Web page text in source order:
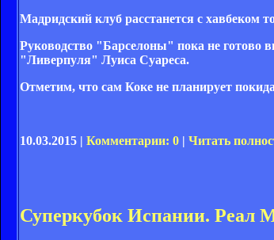
Мадридский клуб расстанется с хавбеком
Руководство "Барселоны" пока не готово
"Ливерпуля" Луиса Суареса.
Отметим, что сам Коке не планирует
10.03.2015 | Комментарии: 0 Читать
Суперкубок Испании. Реал